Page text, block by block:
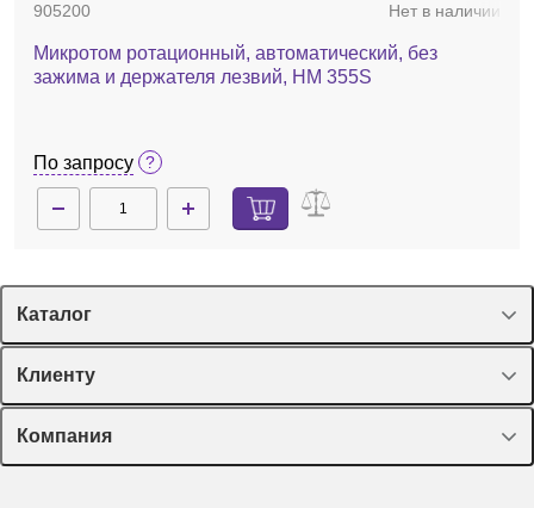
905200 Нет в наличии
Микротом ротационный, автоматический, без
зажима и держателя лезвий, HM 355S
По запросу
Каталог
Спецпредложения
Оборудование, приборы
Пластик, стекло, принадлежности
Химические реактивы, препараты, наборы
Клиенту
Лекторий Диаэм
Доставка и оплата
Компания